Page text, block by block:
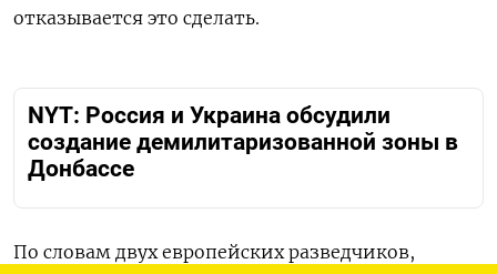
отказывается это сделать.
NYT: Россия и Украина обсудили
создание демилитаризованной зоны в
Донбассе
По словам двух европейских разведчиков,